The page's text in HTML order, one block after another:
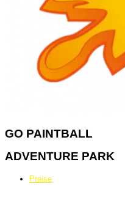
GO PAINTBALL
ADVENTURE PARK
Preise